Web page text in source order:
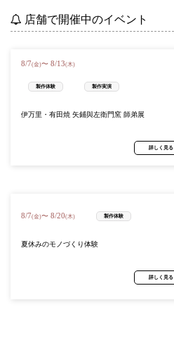
店舗で開催中のイベント
8/7(金)〜 8/13(木)
製作体験 製作実演
伊万里・有田焼 矢鋪與左衛門窯 師弟展
詳しく見る
8/7(金)〜 8/20(木) 製作体験
夏休みのモノづくり体験
詳しく見る